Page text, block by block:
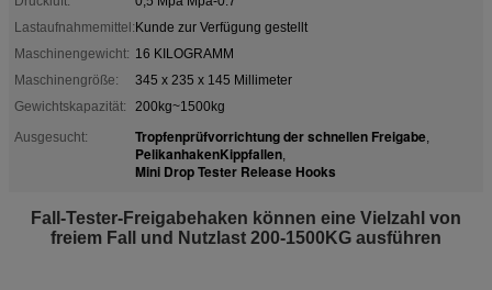
Lastaufnahmemittel:Kunde zur Verfügung gestellt
Maschinengewicht: 16 KILOGRAMM
Maschinengröße:
345 x 235 x 145 Millimeter
Gewichtskapazität:
200kg~1500kg
Ausgesucht:
Tropfenprüfvorrichtung der schnellen Freigabe,
PelikanhakenKippfallen,
Mini Drop Tester Release Hooks
Fall-Tester-Freigabehaken können eine Vielzahl von
freiem Fall und Nutzlast 200-1500KG ausführen